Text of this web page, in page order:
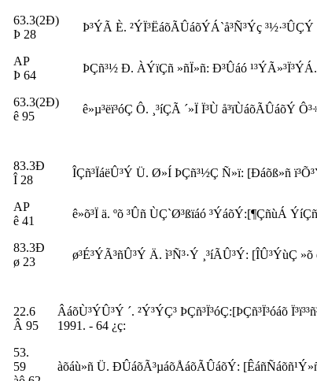
63.3(2Ð)
Þ 28
Þ³ÝÃ È. ²ÝÏ³ËáõÃÛáõÝÁ`å³Ñ³Ýç
AP
Þ 64
ÞÇñ³½ Ð. ÀÝïÇñ »ñÏ»ñ: Ð³Ûáó
63.3(2Ð)
ê 95
ê»µ³ëï³óÇ Ô. ¸³íÇÃ ´»Ï Ï³Ù å³ïÙáõÃÛáõÝ
83.3Ð
Î 28
ÎÇñ³ÏáëÛ³Ý Ü. Ø»Í ÞÇñ³½Ç Ñ»ï: [Ðáõß»ñ
AP
ê 41
ê»õ³Ï ä. ºõ ³Ûñ ÙÇ`Ø³ßïáó ³ÝáõÝ:[¶ÇñùÁ
83.3Ð
ø 23
ø³É³ÝÃ³ñÛ³Ý Ä. ì³Ñ³·Ý ¸³íÃÛ³Ý: [ÎÛ³ÝùÇ
22.6
Â 95
ÂáõÙ³ÝÛ³Ý ´. ²Ý³ÝÇ³ ÞÇñ³Ï³óÇ:[ÞÇñ³Ï³óáõ
1991. - 64 ¿ç:
53.
59
àõáù»ñ Ü. ÐÛáõÃ³µáõÅáõÃÛáõÝ: